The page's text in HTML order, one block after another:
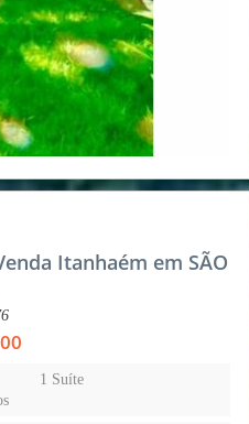
Itanhaém em SÃO
1 Suíte